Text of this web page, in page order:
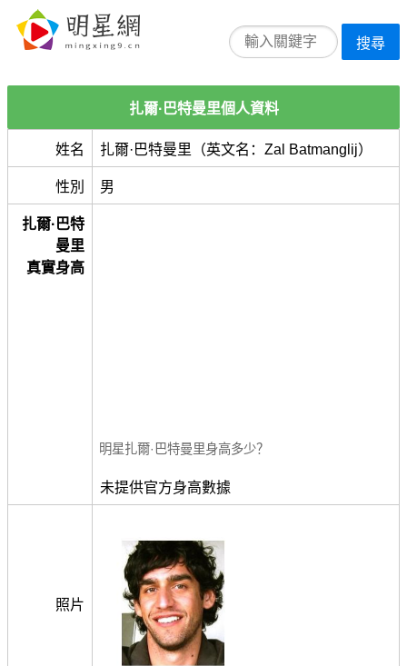
搜尋
扎爾·巴特曼里個人資料
姓名 扎爾·巴特曼里（英文名：Zal Batmanglij）
性別 男
扎爾·巴特
曼里
真實身高
明星扎爾·巴特曼里身高多少？
未提供官方身高數據
照片